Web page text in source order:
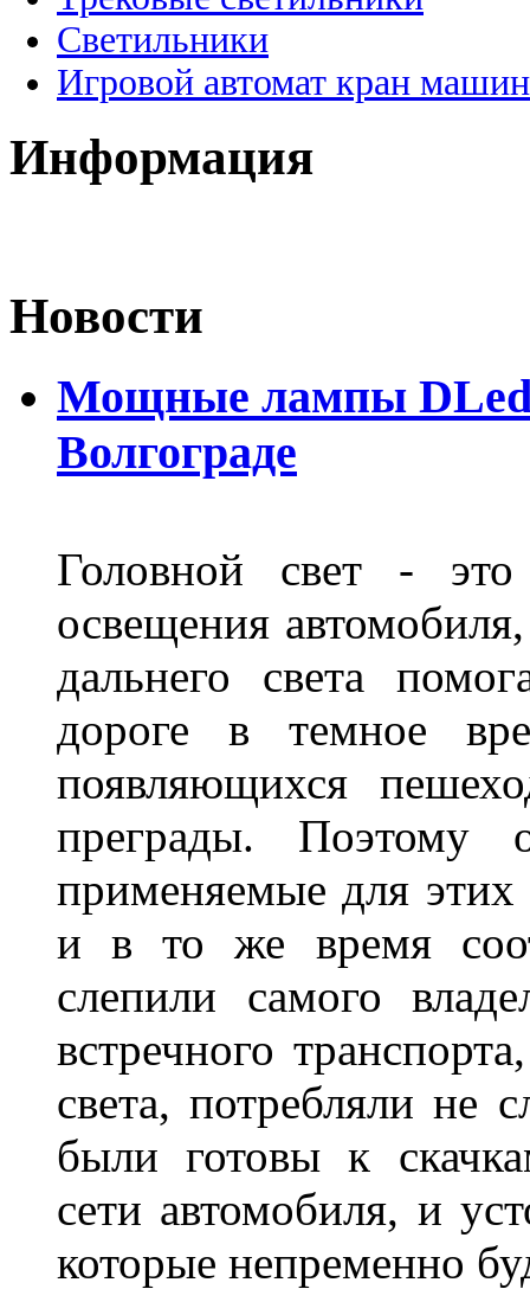
Светильники
Игровой автомат кран
Информация
Новости
Мощные лампы DLed
Волгограде
Головной свет -
освещения
дальнего света
дороге в темное
появляющихся
преграды. Поэтому
применяемые для
и в то же время
слепили самого
встречного
света, потребляли не
были готовы к
сети автомобиля, и
которые непременно